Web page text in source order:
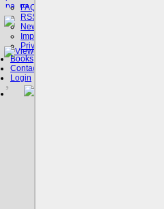
FAQ
RSS, Google Earth
News
Imprint
Privacy Policy
Books
Contact
Login